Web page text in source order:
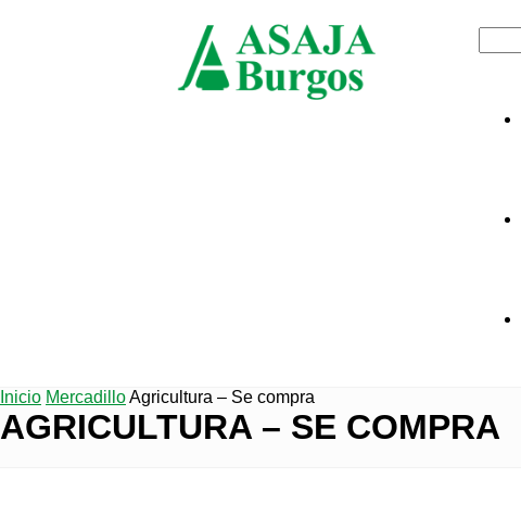
Inicio MercadilloAgricultura – Se compra
AGRICULTURA – SE COMPRA